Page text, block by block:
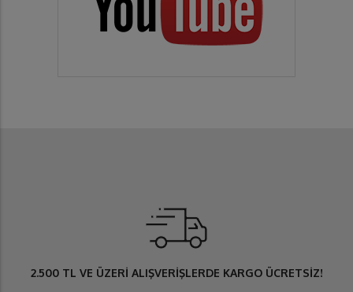
2.500 TL VE ÜZERİ ALIŞVERİŞLERDE KARGO ÜCRETSİZ!